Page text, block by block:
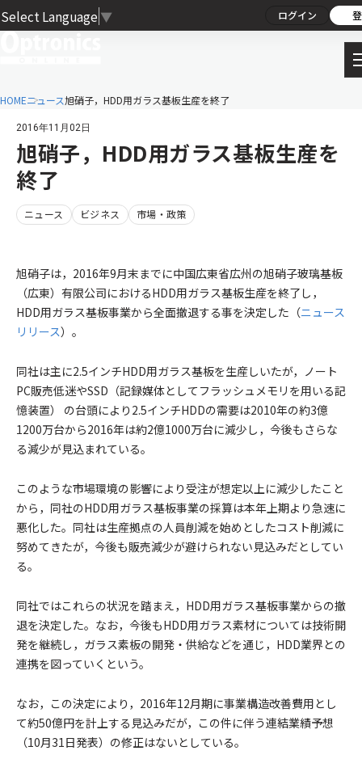
Select Language ▼ ログイン
HOMEニュース旭硝子，HDD用ガラス基板生産を終了
2016年11月02日
旭硝子，HDD用ガラス基板生産を
終了
ニュース ビジネス 市場・政策
旭硝子は，2016年9月末までに中国広東省広州の旭硝子玻璃基板
（広東）有限公司におけるHDD用ガラス基板生産を終了し，
HDD用ガラス基板事業から全面撤退する事を決定した（ニュース
リリース）。
同社は主に2.5インチHDD用ガラス基板を生産しいたが，ノート
PC販売低迷やSSD（記録媒体としてフラッシュメモリを用いる記
憶装置） の台頭により2.5インチHDDの需要は2010年の約3億
1200万台から2016年は約2億1000万台に減少し，今後もさらな
る減少が見込まれている。
このような市場環境の影響により受注が想定以上に減少したこと
から，同社のHDD用ガラス基板事業の採算は本年上期より急速に
悪化した。同社は生産拠点の人員削減を始めとしたコスト削減に
努めてきたが，今後も販売減少が避けられない見込みだとしてい
る。
同社ではこれらの状況を踏まえ，HDD用ガラス基板事業からの撤
退を決定した。なお，今後もHDD用ガラス素材については技術開
発を継続し，ガラス素板の開発・供給などを通じ，HDD業界との
連携を図っていくという。
なお，この決定により，2016年12月期に事業構造改善費用とし
て約50億円を計上する見込みだが，この件に伴う連結業績予想
（10月31日発表）の修正はないとしている。